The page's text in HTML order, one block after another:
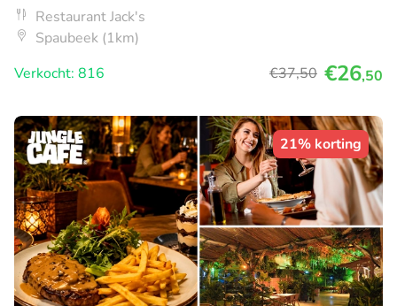
Restaurant Jack's
Spaubeek (1km)
Verkocht: 816
€37,50 €26,50
21% korting